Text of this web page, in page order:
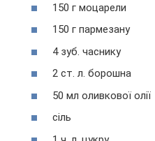
150 г моцарели
150 г пармезану
4 зуб. часнику
2 ст. л. борошна
50 мл оливкової олії
сіль